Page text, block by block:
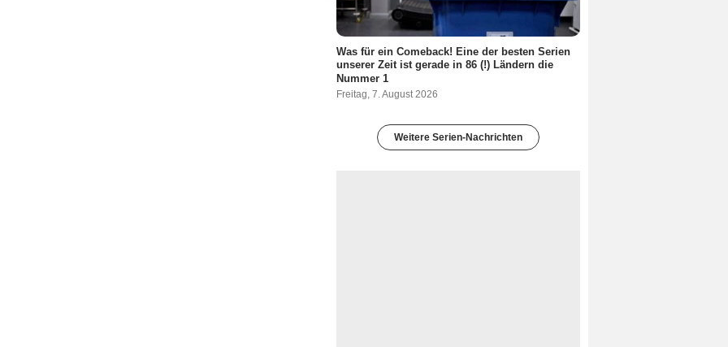
Was für ein Comeback! Eine der besten Serien
unserer Zeit ist gerade in 86 (!) Ländern die
Nummer 1
Freitag, 7. August 2026
Weitere Serien-Nachrichten